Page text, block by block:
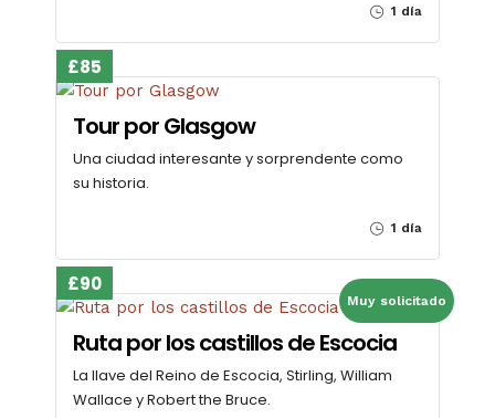
1 día
£85
Tour por Glasgow
Una ciudad interesante y sorprendente como
su historia.
1 día
Muy solicitado
£90
Ruta por los castillos de Escocia
La llave del Reino de Escocia, Stirling, William
Wallace y Robert the Bruce.